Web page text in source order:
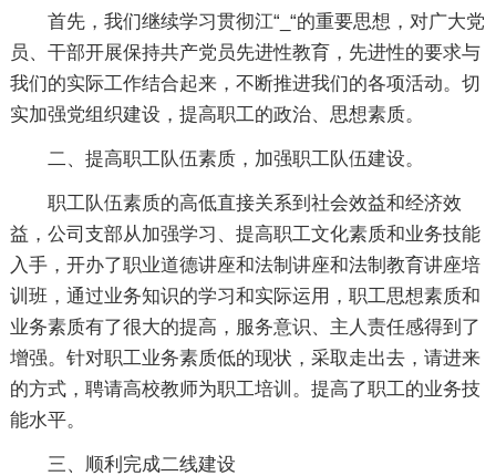
首先，我们继续学习贯彻江“_“的重要思想，对广大党
员、干部开展保持共产党员先进性教育，先进性的要求与
我们的实际工作结合起来，不断推进我们的各项活动。切
实加强党组织建设，提高职工的政治、思想素质。
二、提高职工队伍素质，加强职工队伍建设。
职工队伍素质的高低直接关系到社会效益和经济效
益，公司支部从加强学习、提高职工文化素质和业务技能
入手，开办了职业道德讲座和法制讲座和法制教育讲座培
训班，通过业务知识的学习和实际运用，职工思想素质和
业务素质有了很大的提高，服务意识、主人责任感得到了
增强。针对职工业务素质低的现状，采取走出去，请进来
的方式，聘请高校教师为职工培训。提高了职工的业务技
能水平。
三、顺利完成二线建设